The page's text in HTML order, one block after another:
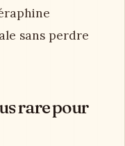
sans perdre
rare pour